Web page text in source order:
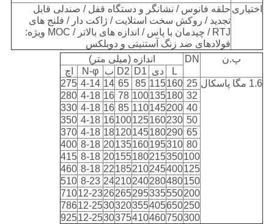
اختیاری حلقه فانوس / نشانگر و دستگاه قفل / صندلی قابل
تجدید / روکش سخت استلایت / ژاکت دار / فلنج های
RTJ / چیدمان با پاس / اندازه های بالاتر / MOC ویژه:
فولادهای ضد زنگ آستنیتی و دوبلکس
پ.ن
DN
اندازه (میلی متر)
L
دی D1
D2 ب N-φ
اچ
1.6 مگا پاسکال
25
160
115
85
65
14
4-14
275
32
180
135
100
78
16
4-18
280
40
200
145
110
85
16
4-18
330
50
230
160
125
100
16
4-18
350
65
290
180
145
120
18
4-18
370
80
310
195
160
135
20
8-18
400
100
350
215
180
155
20
8-18
415
125
400
245
210
185
22
8-18
460
150
480
280
240
210
24
8-23
510
200
550
335
295
265
26
12-23
710
250
650
405
355
320
30
12-25
786
300
750
460
410
375
30
12-25
925